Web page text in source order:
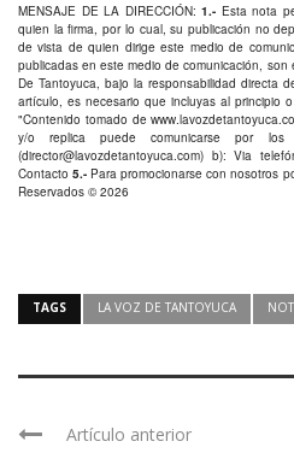
MENSAJE DE LA DIRECCIÓN:1.- Esta nota
quien la firma, por lo cual, su publicación no
de vista de quien dirige este medio de
publicadas en este medio de comunicación, son
De Tantoyuca, bajo la responsabilidad directa
artículo, es necesario que incluyas al principio
"Contenido tomado de
y/o replica puede comunicarse por
(director@lavozdetantoyuca.com) b): Via
Contacto 5.- Para promocionarse con nosotros
Reservados © 2026
TAGS LA VOZ DE TANTOYUCA
Artículo anterior